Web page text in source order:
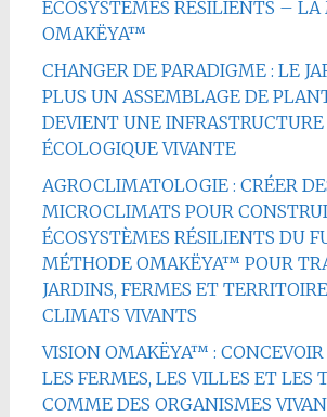
ÉCOSYSTÈMES RÉSILIENTS –
OMAKËYA™
CHANGER DE PARADIGME : LE
PLUS UN ASSEMBLAGE DE
DEVIENT UNE INFRASTRUCTURE
ÉCOLOGIQUE VIVANTE
AGROCLIMATOLOGIE : CRÉER
MICROCLIMATS POUR
ÉCOSYSTÈMES RÉSILIENTS DU
MÉTHODE OMAKËYA™ POUR
JARDINS, FERMES ET
CLIMATS VIVANTS
VISION OMAKËYA™ : CONCEVOIR
LES FERMES, LES VILLES ET LES
COMME DES ORGANISMES